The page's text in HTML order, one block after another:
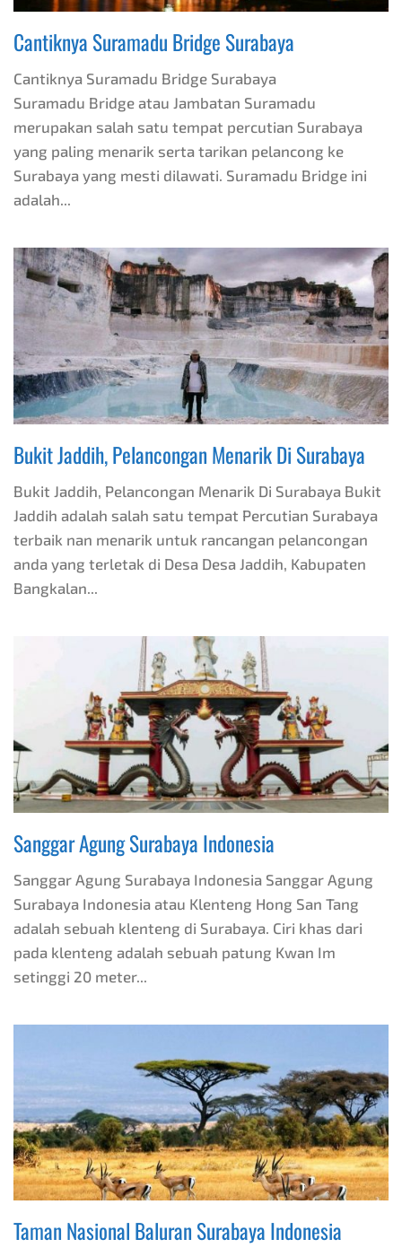
Cantiknya Suramadu Bridge Surabaya
Cantiknya Suramadu Bridge Surabaya
Suramadu Bridge atau Jambatan Suramadu
merupakan salah satu tempat percutian Surabaya
yang paling menarik serta tarikan pelancong ke
Surabaya yang mesti dilawati. Suramadu Bridge ini
adalah...
Bukit Jaddih, Pelancongan Menarik Di Surabaya
Bukit Jaddih, Pelancongan Menarik Di Surabaya Bukit
Jaddih adalah salah satu tempat Percutian Surabaya
terbaik nan menarik untuk rancangan pelancongan
anda yang terletak di Desa Desa Jaddih, Kabupaten
Bangkalan...
Sanggar Agung Surabaya Indonesia
Sanggar Agung Surabaya Indonesia Sanggar Agung
Surabaya Indonesia atau Klenteng Hong San Tang
adalah sebuah klenteng di Surabaya. Ciri khas dari
pada klenteng adalah sebuah patung Kwan Im
setinggi 20 meter...
Taman Nasional Baluran Surabaya Indonesia